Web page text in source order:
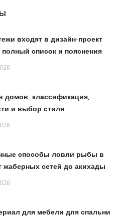
входят в дизайн-проект
список и пояснения
домов: классификация,
и выбор стиля
способы ловли рыбы в
жаберных сетей до акихады
для мебели для спальни